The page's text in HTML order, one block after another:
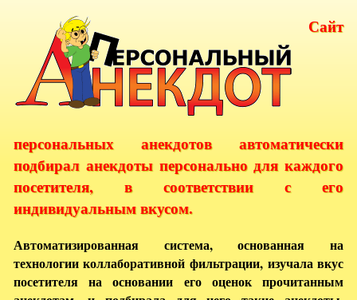
Сайт
персональных анекдотов автоматически
подбирал анекдоты персонально для каждого
посетителя, в соответствии с его
индивидуальным вкусом.
Автоматизированная система, основанная на
технологии коллаборативной фильтрации, изучала вкус
посетителя на основании его оценок прочитанным